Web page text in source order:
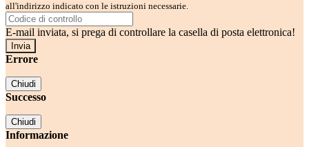
all'indirizzo indicato con le istruzioni necessarie.
E-mail inviata, si prega di controllare la casella di posta elettronica!
Errore
Chiudi
Successo
Chiudi
Informazione